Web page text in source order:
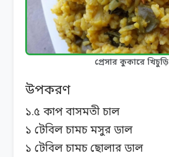
প্রেসার কুকারে খিচুড়ি
উপকরণ
১.৫ কাপ বাসমতী চাল
১ টেবিল চামচ মসুর ডাল
১ টেবিল চামচ ছোলার ডাল